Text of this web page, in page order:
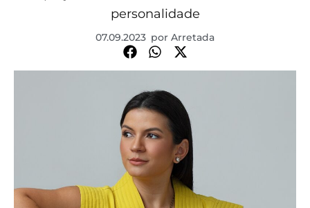
personalidade
07.09.2023 por Arretada